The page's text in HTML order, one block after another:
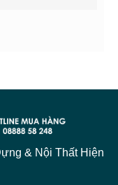
& Nội Thất Hiện